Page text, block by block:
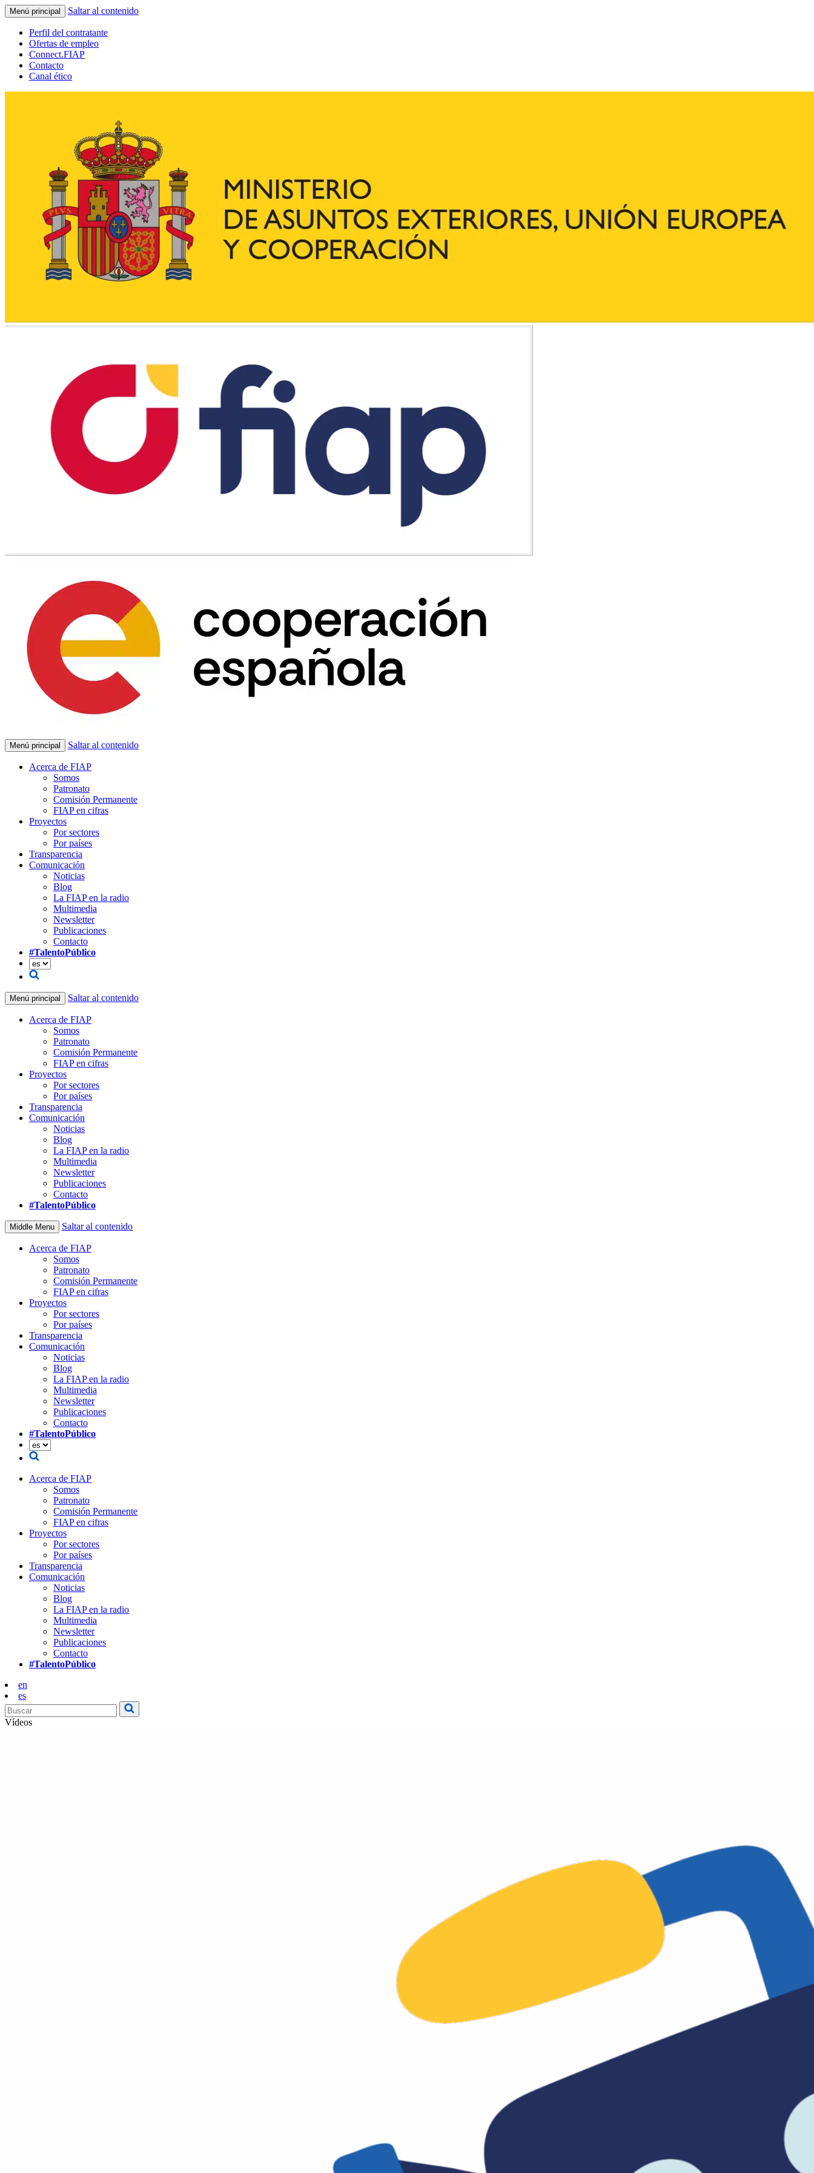
Menú principal Saltar al contenido
Perfil del contratante
Ofertas de empleo
Connect.FIAP
Contacto
Canal ético
Menú principal Saltar al contenido
Acerca de FIAP
Somos
Patronato
Comisión Permanente
FIAP en cifras
Proyectos
Por sectores
Por países
Transparencia
Comunicación
Noticias
Blog
La FIAP en la radio
Multimedia
Newsletter
Publicaciones
Contacto
#TalentoPúblico
Menú principal Saltar al contenido
Acerca de FIAP
Somos
Patronato
Comisión Permanente
FIAP en cifras
Proyectos
Por sectores
Por países
Transparencia
Comunicación
Noticias
Blog
La FIAP en la radio
Multimedia
Newsletter
Publicaciones
Contacto
#TalentoPúblico
Middle Menu Saltar al contenido
Acerca de FIAP
Somos
Patronato
Comisión Permanente
FIAP en cifras
Proyectos
Por sectores
Por países
Transparencia
Comunicación
Noticias
Blog
La FIAP en la radio
Multimedia
Newsletter
Publicaciones
Contacto
#TalentoPúblico
Acerca de FIAP
Somos
Patronato
Comisión Permanente
FIAP en cifras
Proyectos
Por sectores
Por países
Transparencia
Comunicación
Noticias
Blog
La FIAP en la radio
Multimedia
Newsletter
Publicaciones
Contacto
#TalentoPúblico
en
es
Vídeos